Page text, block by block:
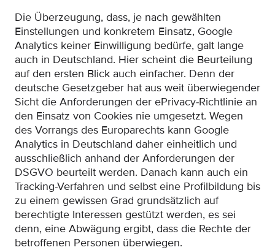
Die Überzeugung, dass, je nach gewählten
Einstellungen und konkretem Einsatz, Google
Analytics keiner Einwilligung bedürfe, galt lange
auch in Deutschland. Hier scheint die Beurteilung
auf den ersten Blick auch einfacher. Denn der
deutsche Gesetzgeber hat aus weit überwiegender
Sicht die Anforderungen der ePrivacy-Richtlinie an
den Einsatz von Cookies nie umgesetzt. Wegen
des Vorrangs des Europarechts kann Google
Analytics in Deutschland daher einheitlich und
ausschließlich anhand der Anforderungen der
DSGVO beurteilt werden. Danach kann auch ein
Tracking-Verfahren und selbst eine Profilbildung bis
zu einem gewissen Grad grundsätzlich auf
berechtigte Interessen gestützt werden, es sei
denn, eine Abwägung ergibt, dass die Rechte der
betroffenen Personen überwiegen.